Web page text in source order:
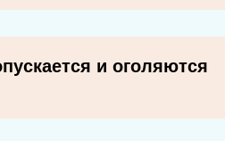
и оголяются